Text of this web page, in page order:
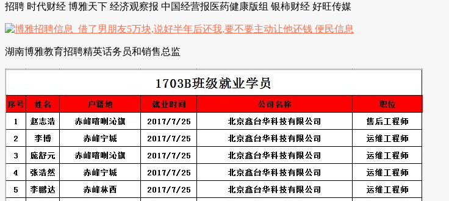
招聘 时代财经 博雅天下 经济观察报 中国经营报医药健康版组 银柿财经 好旺传媒
湖南博雅教育招聘精英话务员和销售总监